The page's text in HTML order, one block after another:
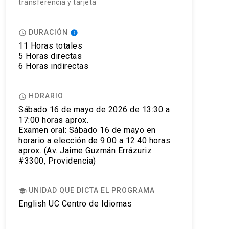
transferencia y tarjeta
access_time DURACIÓN info
11 Horas totales
5 Horas directas
6 Horas indirectas
access_time HORARIO
Sábado 16 de mayo de 2026 de 13:30 a
17:00 horas aprox.
Examen oral: Sábado 16 de mayo en
horario a elección de 9:00 a 12:40 horas
aprox. (Av. Jaime Guzmán Errázuriz
#3300, Providencia)
school UNIDAD QUE DICTA EL PROGRAMA
English UC Centro de Idiomas